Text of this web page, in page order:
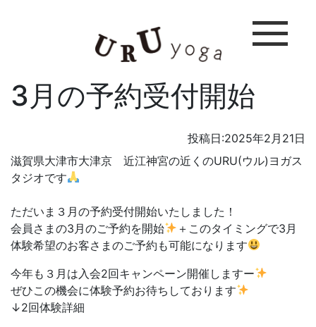
3月の予約受付開始
投稿日:2025年2月21日
滋賀県大津市大津京 近江神宮の近くのURU(ウル)ヨガス
タジオです
ただいま３月の予約受付開始いたしました！
会員さまの3月のご予約を開始
＋このタイミングで3月
体験希望のお客さまのご予約も可能になります
今年も３月は入会2回キャンペーン開催しますー
ぜひこの機会に体験予約お待ちしております
↓2回体験詳細